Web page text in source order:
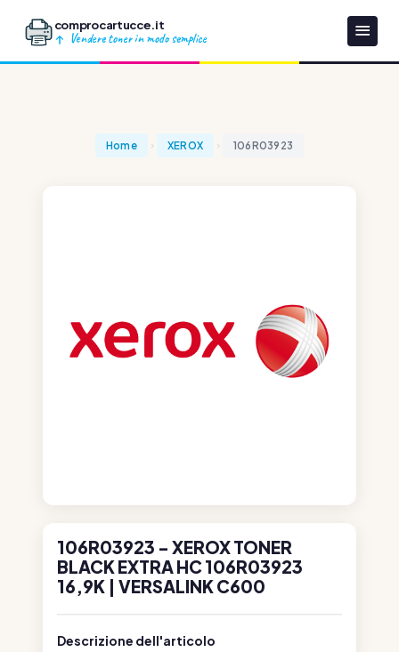
comprocartucce.it
Vendere toner in modo semplice
Home XEROX 106R03923
106R03923 - XEROX TONER
BLACK EXTRA HC 106R03923
16,9K | VERSALINK C600
Descrizione dell'articolo